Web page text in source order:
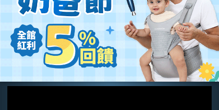
Brush Baby ✕ 牙醫師聯手 寶寶口腔清潔全攻略！